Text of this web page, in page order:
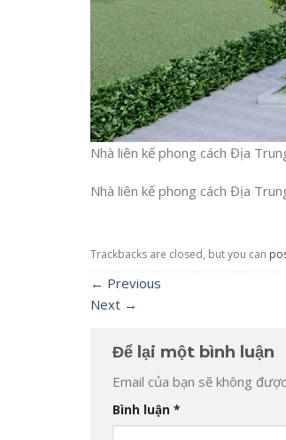
Nhà liên kế phong cách Địa
Nhà liên kế phong cách Địa
Trackbacks are closed, but you can
← Previous
Next →
Để lại một bình luận
Email của bạn sẽ không
Bình luận *